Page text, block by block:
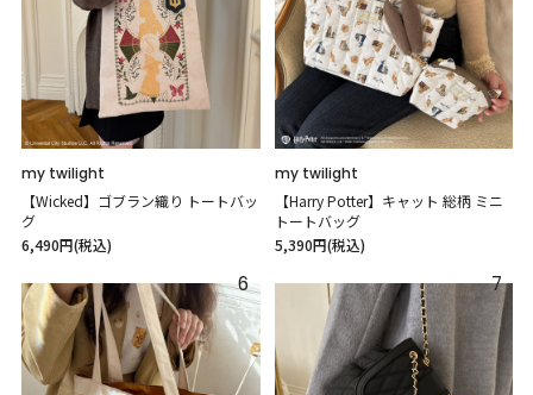
my twilight
【Wicked】ゴブラン織り トートバッ
グ
6,490円(税込)
my twilight
【Harry Potter】キャット 総柄 ミニ
トートバッグ
5,390円(税込)
6 7